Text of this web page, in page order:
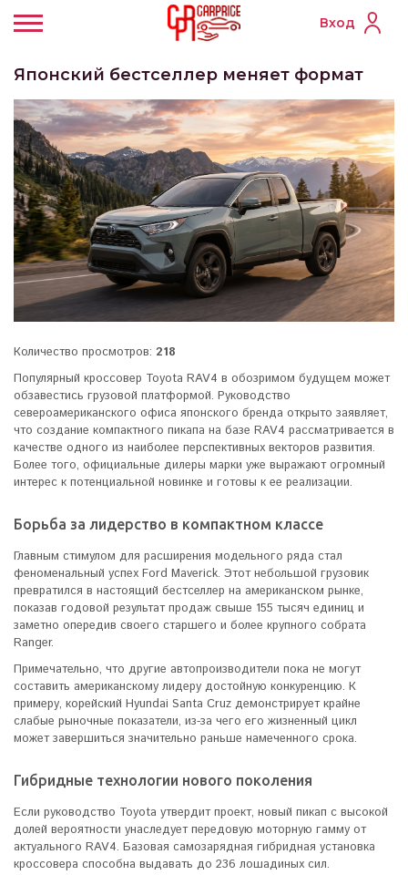
Вход
Японский бестселлер меняет формат
Количество просмотров: 218
Популярный кроссовер Toyota RAV4 в обозримом будущем может
обзавестись грузовой платформой. Руководство
североамериканского офиса японского бренда открыто заявляет,
что создание компактного пикапа на базе RAV4 рассматривается в
качестве одного из наиболее перспективных векторов развития.
Более того, официальные дилеры марки уже выражают огромный
интерес к потенциальной новинке и готовы к ее реализации.
Борьба за лидерство в компактном классе
Главным стимулом для расширения модельного ряда стал
феноменальный успех Ford Maverick. Этот небольшой грузовик
превратился в настоящий бестселлер на американском рынке,
показав годовой результат продаж свыше 155 тысяч единиц и
заметно опередив своего старшего и более крупного собрата
Ranger.
Примечательно, что другие автопроизводители пока не могут
составить американскому лидеру достойную конкуренцию. К
примеру, корейский Hyundai Santa Cruz демонстрирует крайне
слабые рыночные показатели, из-за чего его жизненный цикл
может завершиться значительно раньше намеченного срока.
Гибридные технологии нового поколения
Если руководство Toyota утвердит проект, новый пикап с высокой
долей вероятности унаследует передовую моторную гамму от
актуального RAV4. Базовая самозарядная гибридная установка
кроссовера способна выдавать до 236 лошадиных сил.